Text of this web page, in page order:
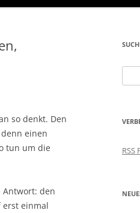
so denkt. Den
einen
tun um die
den
erst einmal
nach:
RSS